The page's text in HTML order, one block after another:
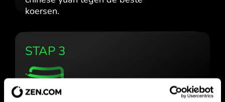
koersen.
STAP 3